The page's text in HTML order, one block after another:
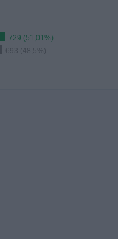
729 (51,01%)
693 (48,5%)